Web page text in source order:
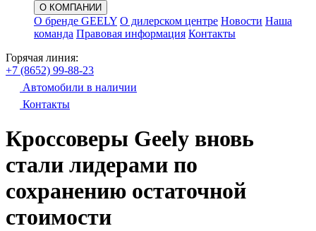
О КОМПАНИИ
О бренде GEELY О дилерском центре Новости Наша
команда Правовая информация Контакты
Горячая линия:
+7 (8652) 99-88-23
Автомобили в наличии
Контакты
Кроссоверы Geely вновь
стали лидерами по
сохранению остаточной
стоимости